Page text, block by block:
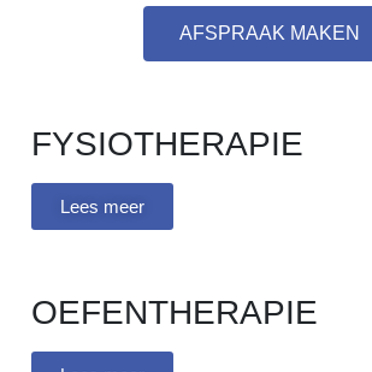
AFSPRAAK MAKEN
FYSIOTHERAPIE
Lees meer
OEFENTHERAPIE